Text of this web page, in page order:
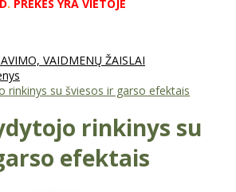
D. PREKĖS YRA VIETOJE
VAIDMENŲ ŽAISLAI
rinkinys su šviesos ir garso efektais
rinkinys su
efektais